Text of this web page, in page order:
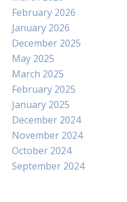
February 2026
January 2026
December 2025
May 2025
March 2025
February 2025
January 2025
December 2024
November 2024
October 2024
September 2024